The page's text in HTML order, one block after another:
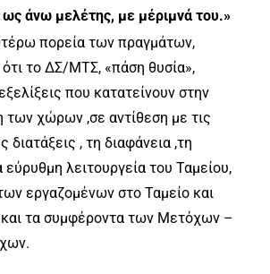
ως άνω μελέτης, με μέριμνά του.»
πορεία των πραγμάτων,
ότι το ΔΣ/ΜΤΣ, «πάση θυσία»,
που κατατείνουν στην
χώρων ,σε αντίθεση με τις
διατάξεις , τη διαφάνεια ,τη
εύρυθμη λειτουργεία του Ταμείου,
εργαζομένων στο Ταμείο και
τα συμφέροντα των Μετόχων –